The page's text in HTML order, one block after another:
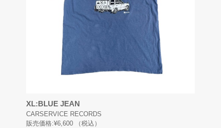
XL:BLUE JEAN
CARSERVICE RECORDS
販売価格:¥6,600
（税込）